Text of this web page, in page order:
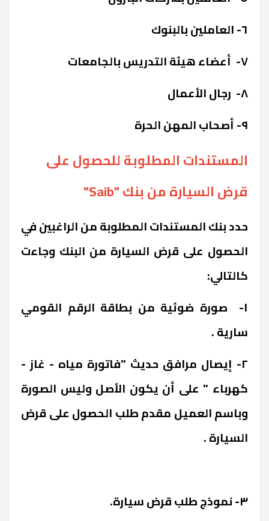
٦- العاملين بالبنوك
٧- أعضاء هيئة التدريس بالجامعات
٨- رجال الأعمال
٩- أصحاب المهن الحرة
المستندات المطلوبة للحصول على
قرض السيارة من بنك "Saib"
حدد بنك المستندات المطلوبة من الراغبين في
الحصول على قرض السيارة من البنك وجاءت
كالتالي:
١- صورة ضوئية من بطاقة الرقم القومي
سارية .
٢- إيصال مرافق حديث "فاتورة مياه - غاز -
كهرباء " على أن يكون الأصل وليس الصورة
وباسم العميل مقدم طلب الحصول على قرض
السيارة .
٣- نموذج طلب قرض سيارة.